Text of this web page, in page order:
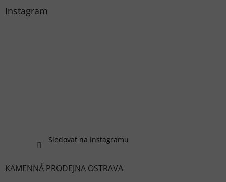
Instagram
Sledovat na Instagramu
KAMENNÁ PRODEJNA OSTRAVA